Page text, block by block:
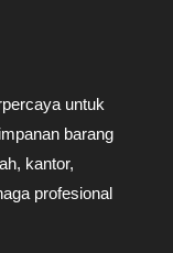
untuk
barang
kantor,
profesional